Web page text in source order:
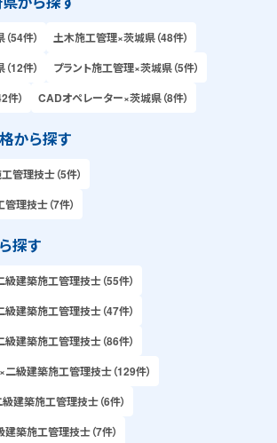
54件）
土木施工管理×茨城県（48件）
12件）
プラント施工管理×茨城県（5件）
）
CADオペレーター×茨城県（8件）
から探す
管理技士（5件）
理技士（7件）
探す
建築施工管理技士（55件）
建築施工管理技士（47件）
建築施工管理技士（86件）
級建築施工管理技士（129件）
建築施工管理技士（6件）
築施工管理技士（7件）